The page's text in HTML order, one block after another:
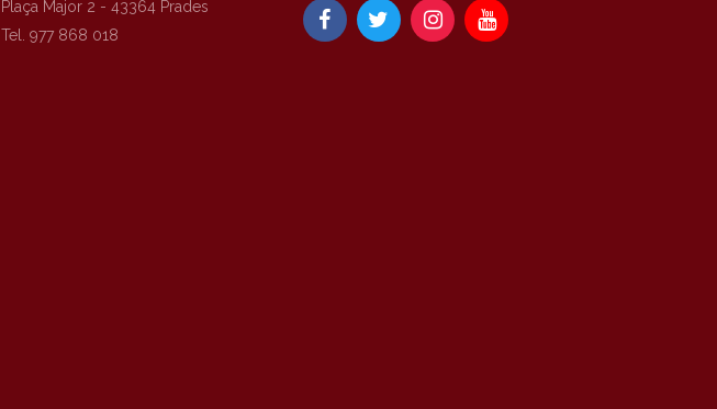
Plaça Major 2 - 43364 Prades
Tel. 977 868 018